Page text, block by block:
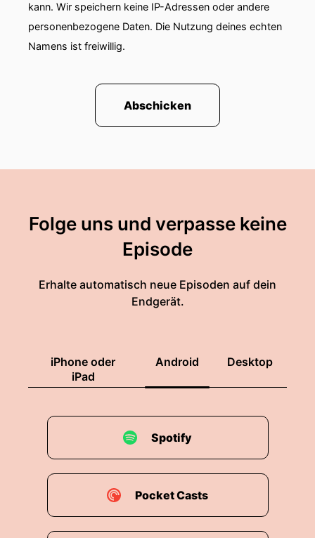
kann. Wir speichern keine IP-Adressen oder andere
personenbezogene Daten. Die Nutzung deines echten
Namens ist freiwillig.
Abschicken
Folge uns und verpasse keine
Episode
Erhalte automatisch neue Episoden auf dein
Endgerät.
iPhone oder
iPad
Android Desktop
Spotify
Pocket Casts